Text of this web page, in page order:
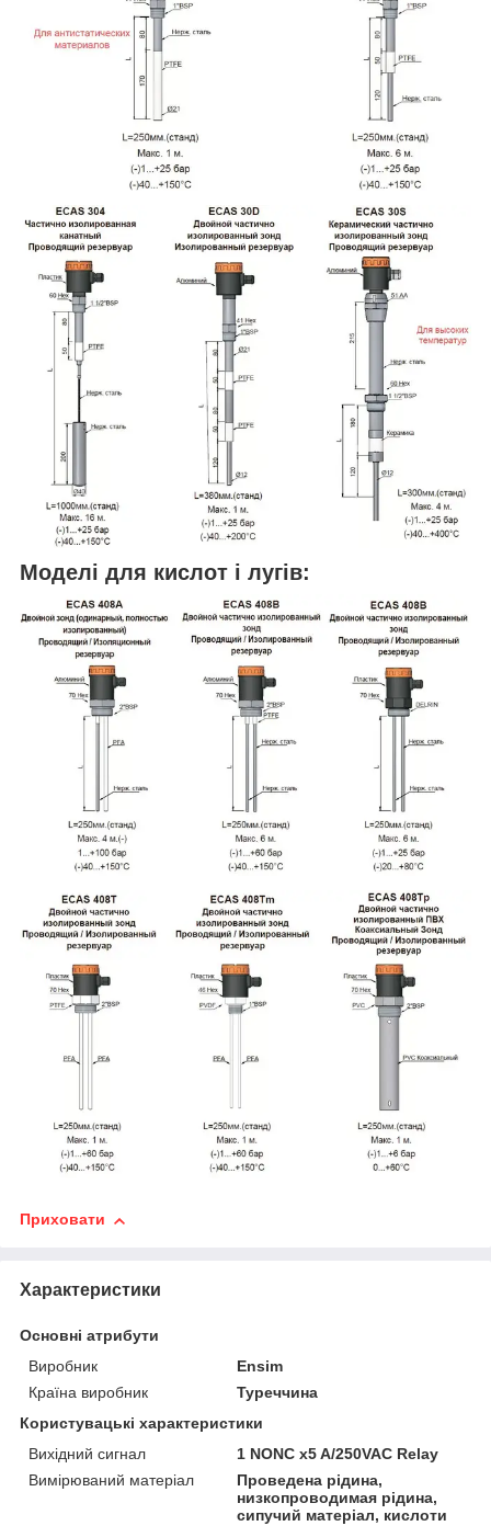
Моделі для кислот і лугів:
Приховати
Характеристики
Основні атрибути
Виробник
Ensim
Країна виробник
Туреччина
Користувацькi характеристики
Вихідний сигнал
1 NONC x5 A/250VAC Relay
Вимірюваний матеріал
Проведена рідина,
низкопроводимая рідина,
сипучий матеріал, кислоти